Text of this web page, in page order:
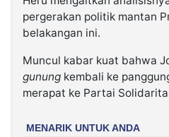
pergerakan politik mantan
belakangan ini.
Muncul kabar kuat bahwa
gunung kembali ke
merapat ke Partai